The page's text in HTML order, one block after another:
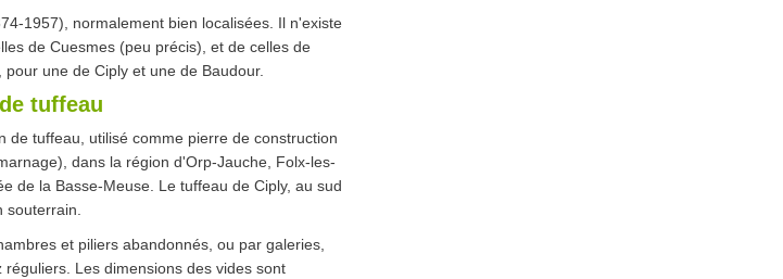
1957), normalement bien localisées. Il n'existe
de Cuesmes (peu précis), et de celles de
une de Ciply et une de Baudour.
tuffeau
de tuffeau, utilisé comme pierre de construction
dans la région d'Orp-Jauche, Folx-les-
de la Basse-Meuse. Le tuffeau de Ciply, au sud
souterrain.
et piliers abandonnés, ou par galeries,
Les dimensions des vides sont